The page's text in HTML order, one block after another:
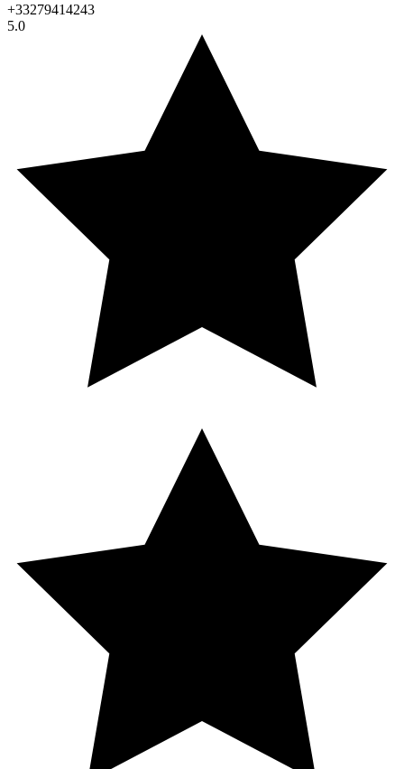
+33279414243
5.0